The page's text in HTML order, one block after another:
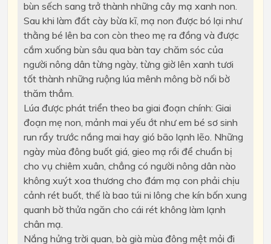
bùn sếch sang trở thành những cây mạ xanh non.
Sau khi làm đất cày bừa kĩ, mạ non được bó lại như
thằng bé lên ba con còn theo mẹ ra đồng và được
cắm xuống bùn sâu qua bàn tay chăm sóc của
người nông dân từng ngày, từng giờ lên xanh tươi
tốt thành những ruộng lúa mênh mông bờ nối bờ
thăm thẳm.
Lúa được phát triển theo ba giai đoạn chính: Giai
đoạn mẹ non, mảnh mai yếu ớt như em bé sơ sinh
run rẩy trước nắng mai hay gió bão lạnh lẽo. Những
ngày mùa đông buốt giá, gieo mạ rồi để chuẩn bị
cho vụ chiêm xuân, chẳng có người nông dân nào
không xuýt xoa thương cho đám mạ con phải chịu
cảnh rét buốt, thế là bao túi ni lông che kín bốn xung
quanh bờ thửa ngăn cho cái rét không làm lạnh
chân mạ.
Nắng hửng trời quan, bà già mùa đông mệt mỏi đi